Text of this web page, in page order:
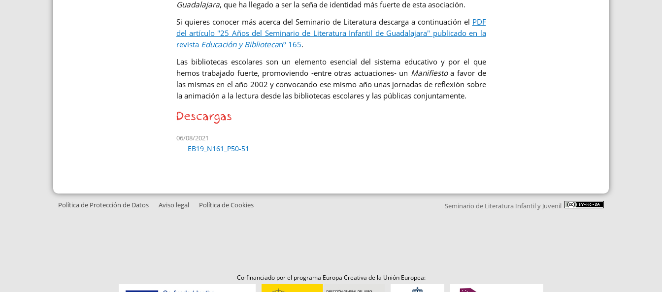
Guadalajara, que ha llegado a ser la seña de identidad más fuerte de esta asociación.
Si quieres conocer más acerca del Seminario de Literatura descarga a continuación el PDF
del artículo "25 Años del Seminario de Literatura Infantil de Guadalajara" publicado en la
revista Educación y Bibliotecanº 165.
Las bibliotecas escolares son un elemento esencial del sistema educativo y por el que
hemos trabajado fuerte, promoviendo -entre otras actuaciones- un Manifiestoa favor de
las mismas en el año 2002 y convocando ese mismo año unas jornadas de reflexión sobre
la animación a la lectura desde las bibliotecas escolares y las públicas conjuntamente.
Descargas
06/08/2021
EB19_N161_P50-51
Seminario de Literatura Infantil y Juvenil
Política de Protección de Datos Aviso legal Política de Cookies
Co-financiado por el programa Europa Creativa de la Unión Europea: